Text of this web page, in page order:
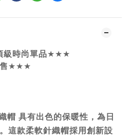
時尚單品★★★
★★★
帽 具有出色的保暖性 ， 為日
這款柔軟針織帽採用創新設